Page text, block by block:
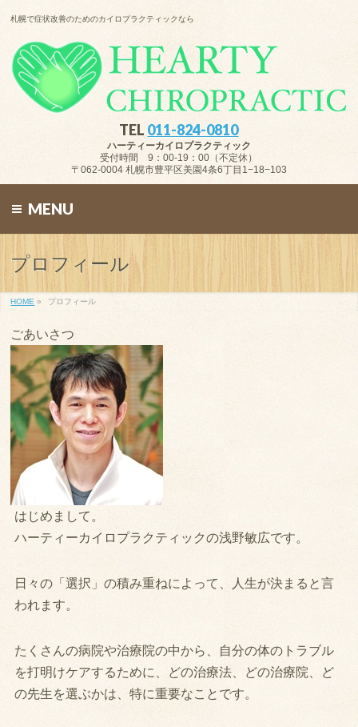
札幌で症状改善のためのカイロプラクティックなら
TEL 011-824-0810
ハーティーカイロプラクティック
受付時間 9：00-19：00（不定休）
〒062-0004 札幌市豊平区美園4条6丁目1−18−103
MENU
プロフィール
HOME » プロフィール
ごあいさつ
はじめまして。
ハーティーカイロプラクティックの浅野敏広です。
日々の「選択」の積み重ねによって、人生が決まると言
われます。
たくさんの病院や治療院の中から、自分の体のトラブル
を打明けケアするために、どの治療法、どの治療院、ど
の先生を選ぶかは、特に重要なことです。